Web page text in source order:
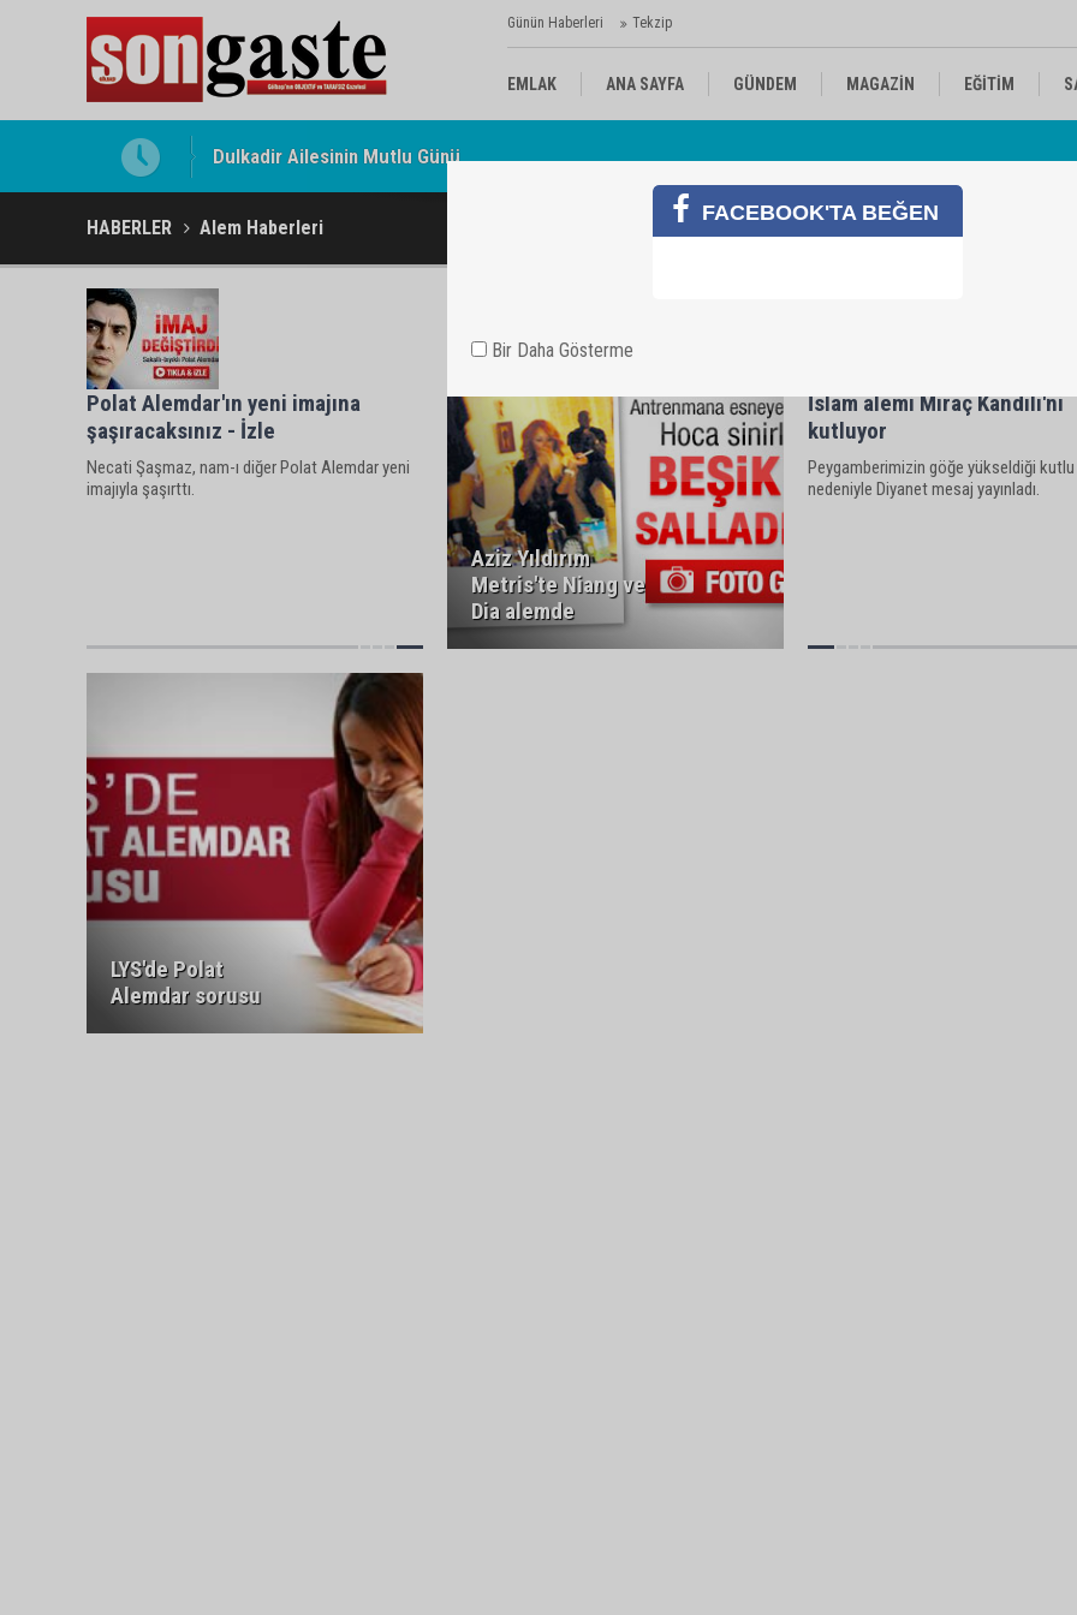
Günün Haberleri Tekzip
EMLAK ANA SAYFA GÜNDEM MAGAZİN EĞİTİM
Dulkadir Ailesinin Mutlu Günü
HABERLER Alem Haberleri
Polat Alemdar'ın yeni imajına
şaşıracaksınız - İzle
Necati Şaşmaz, nam-ı diğer Polat Alemdar yeni
imajıyla şaşırttı.
Aziz Yıldırım
Metris'te Niang ve
Dia alemde
İslam alemi Miraç Kandili'ni
kutluyor
Peygamberimizin göğe yükseldiği
nedeniyle Diyanet mesaj yayınladı.
LYS'de Polat
Alemdar sorusu
FACEBOOK'TA BEĞEN
Bir Daha Gösterme